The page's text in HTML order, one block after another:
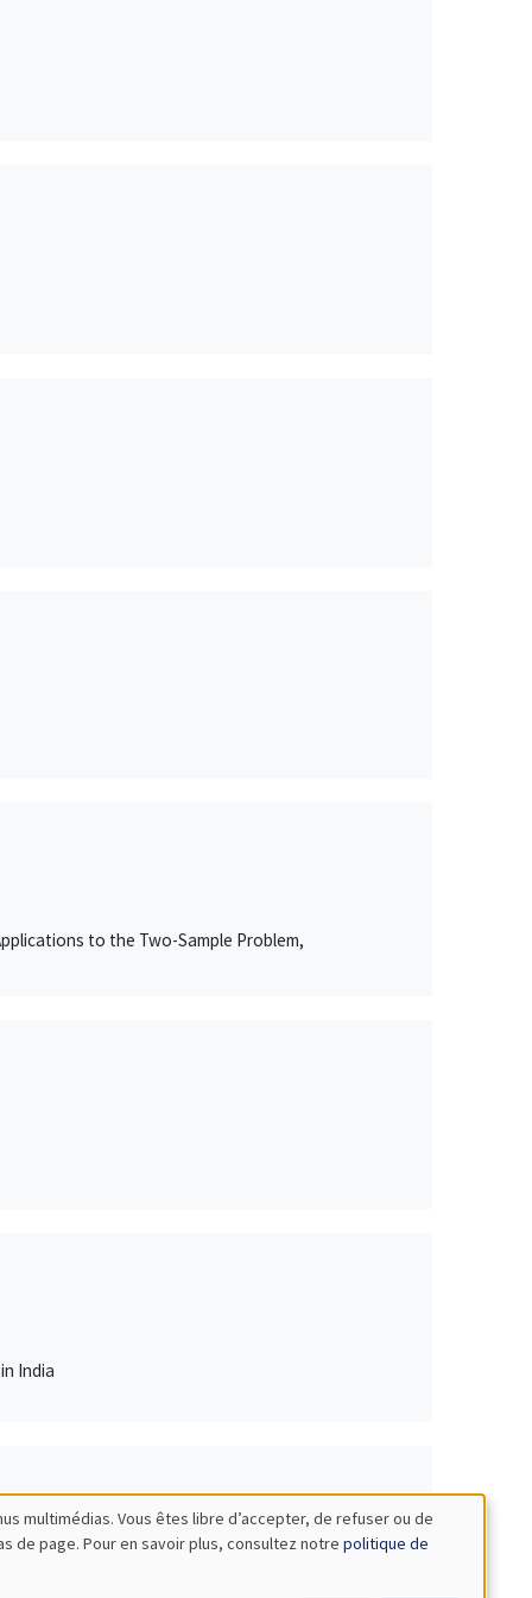
to the Two-Sample Problem,
India
multimédias. Vous êtes libre d’accepter, de refuser ou de
de page. Pour en savoir plus, consultez notre politique de